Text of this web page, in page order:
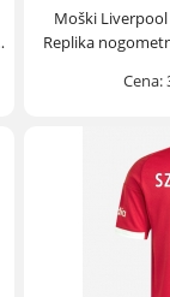
Moški
Replika
Cena: